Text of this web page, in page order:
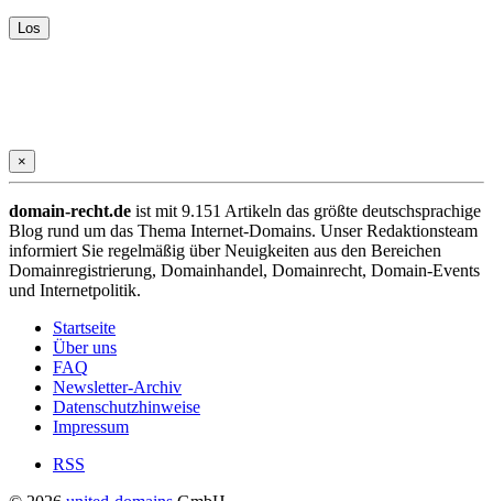
×
domain-recht.de ist mit 9.151 Artikeln das größte deutschsprachige
Blog rund um das Thema Internet-Domains. Unser Redaktionsteam
informiert Sie regelmäßig über Neuigkeiten aus den Bereichen
Domainregistrierung, Domainhandel, Domainrecht, Domain-Events
und Internetpolitik.
Startseite
Über uns
FAQ
Newsletter-Archiv
Datenschutzhinweise
Impressum
RSS